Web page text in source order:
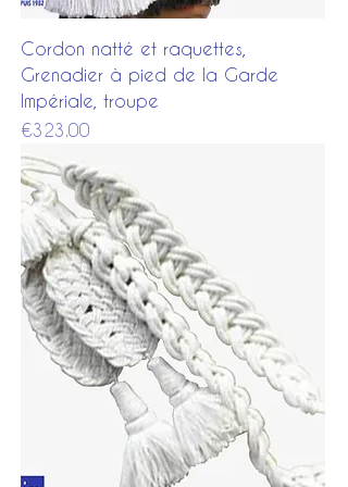
Cordon natté et raquettes,
Grenadier à pied de la Garde
Impériale, troupe
Price
€323.00